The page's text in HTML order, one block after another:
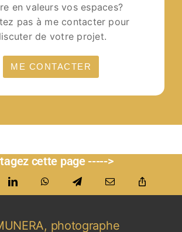
des questions sur comment
en valeurs vos espaces?
pas à me contacter pour
ME CONTACTER
cette page ----->